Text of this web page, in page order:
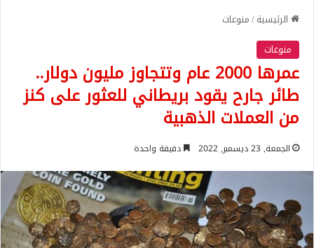
الرئيسية/منوعات
منوعات
عمرها 2000 عام وتتجاوز مليون دولار..
طائر جارح يقود بريطاني للعثور على كنز
من العملات الذهبية
الجمعة, 23 ديسمبر, 2022 دقيقة واحدة